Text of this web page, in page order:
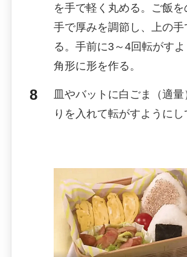
を手で軽く丸める。ご飯
手で厚みを調節し、上の手
る。手前に3～4回転がす
角形に形を作る。
皿やバットに白ごま（適
りを入れて転がすようにし